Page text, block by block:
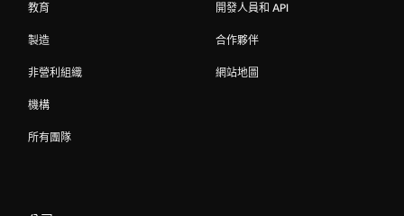
教育
製造
非營利組織
機構
所有團隊
開發人員和 API
合作夥伴
網站地圖